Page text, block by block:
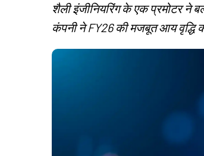
शैली इंजीनियरिंग के एक प्रमोटर ने
कंपनी ने FY26 की मजबूत आय वृद्धि